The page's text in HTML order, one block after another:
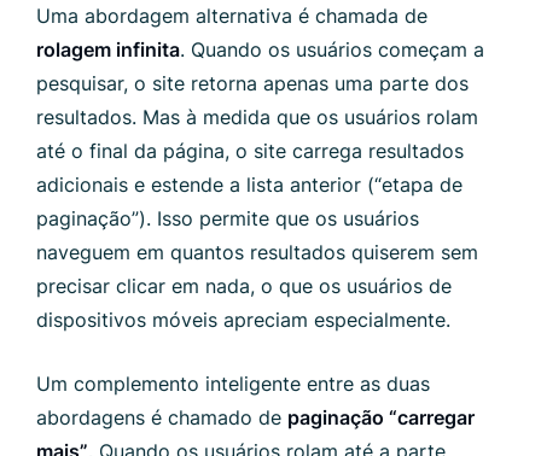
Uma abordagem alternativa é chamada de
rolagem infinita. Quando os usuários começam a
pesquisar, o site retorna apenas uma parte dos
resultados. Mas à medida que os usuários rolam
até o final da página, o site carrega resultados
adicionais e estende a lista anterior (“etapa de
paginação”). Isso permite que os usuários
naveguem em quantos resultados quiserem sem
precisar clicar em nada, o que os usuários de
dispositivos móveis apreciam especialmente.
Um complemento inteligente entre as duas
abordagens é chamado de paginação “carregar
mais”. Quando os usuários rolam até a parte